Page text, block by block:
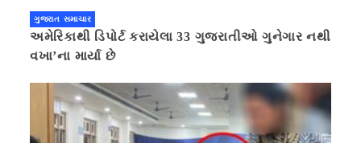
ગુજરાત સમાચાર
અમેરિકાથી ડિપોર્ટ કરાયેલા 33 ગુજરાતીઓ ગુનેગાર નથી
વખા’ના માર્યા છે